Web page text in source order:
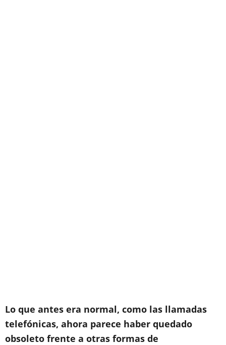
Lo que antes era normal, como las llamadas
telefónicas, ahora parece haber quedado
obsoleto frente a otras formas de